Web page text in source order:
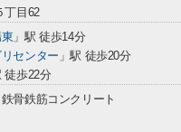
丁目62
」駅 徒歩14分
センター 」駅 徒歩20分
徒歩22分
鉄骨鉄筋コンクリート